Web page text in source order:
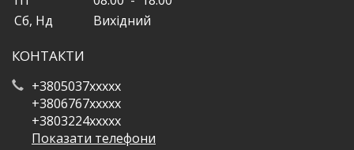
Сб, Нд
Вихідний
КОНТАКТИ
+3805037xxxxx
+3806767xxxxx
+3803224xxxxx
Показати телефони